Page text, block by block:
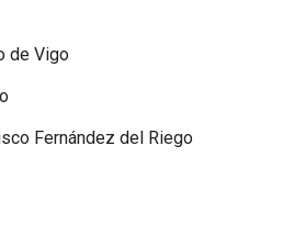
de Vigo
Fernández del Riego